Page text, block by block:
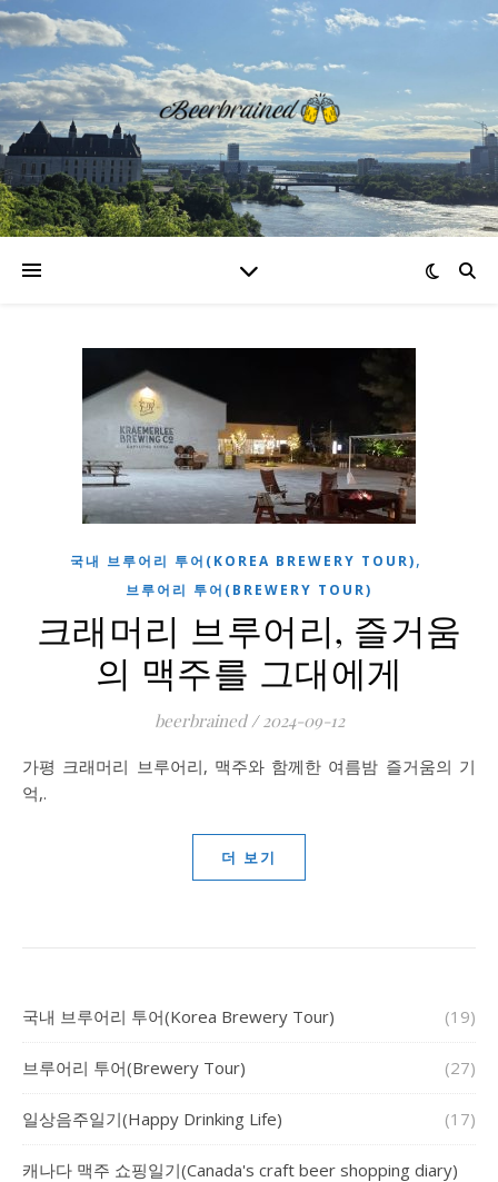
국내 브루어리 투어(KOREA BREWERY TOUR),
브루어리 투어(BREWERY TOUR)
크래머리 브루어리, 즐거움
의 맥주를 그대에게
beerbrained / 2024-09-12
가평 크래머리 브루어리, 맥주와 함께한 여름밤 즐거움의 기
억,.
더 보기
국내 브루어리 투어(Korea Brewery Tour) (19)
브루어리 투어(Brewery Tour) (27)
일상음주일기(Happy Drinking Life) (17)
캐나다 맥주 쇼핑일기(Canada's craft beer shopping diary)